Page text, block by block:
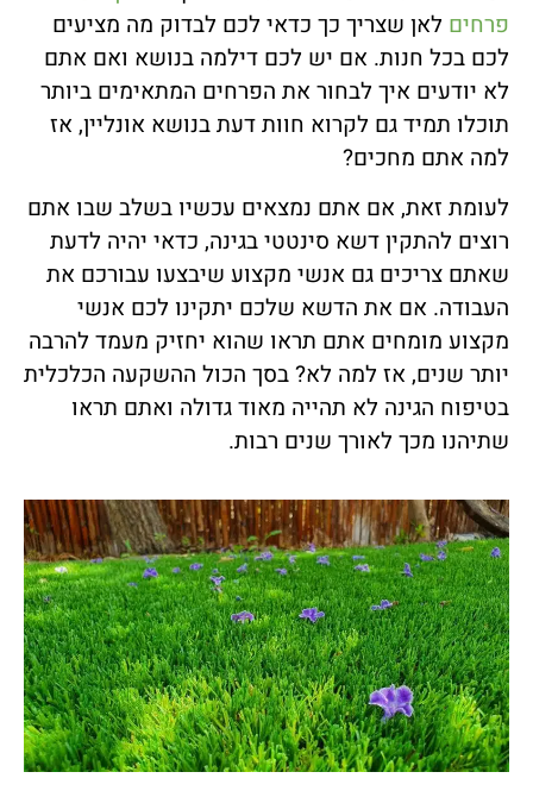
פרחים לאן שצריך כך כדאי לכם לבדוק מה מציעים
לכם בכל חנות. אם יש לכם דילמה בנושא ואם אתם
לא יודעים איך לבחור את הפרחים המתאימים ביותר
תוכלו תמיד גם לקרוא חוות דעת בנושא אונליין, אז
למה אתם מחכים?
לעומת זאת, אם אתם נמצאים עכשיו בשלב שבו אתם
רוצים להתקין דשא סינטטי בגינה, כדאי יהיה לדעת
שאתם צריכים גם אנשי מקצוע שיבצעו עבורכם את
העבודה. אם את הדשא שלכם יתקינו לכם אנשי
מקצוע מומחים אתם תראו שהוא יחזיק מעמד להרבה
יותר שנים, אז למה לא? בסך הכול ההשקעה הכלכלית
בטיפוח הגינה לא תהייה מאוד גדולה ואתם תראו
שתיהנו מכך לאורך שנים רבות.